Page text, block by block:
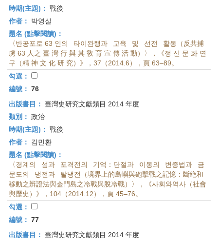
時期(主題)： 戰後
作者：
박영실
題名 (點擊閱讀)：
〈반공포로 63 인의 타이완행과 교육 및 선전 활동（反共捕
虜 63 人之 臺 灣 行 與 其 敎 育 宣 傳 活 動）〉，《정 신 문 화 연
구（精 神 文 化 研 究）》，37（2014.6），頁 63–89。
勾選：
編號： 76
出版書目： 臺灣史研究文獻類目 2014 年度
類別： 政治
時期(主題)： 戰後
作者：
김민환
題名 (點擊閱讀)：
〈경계의 섬과 포격전의 기억：단절과 이동의 변증법과 금
문도의 냉전과 탈냉전（境界上的島嶼與砲擊戰之記憶：斷絶和
移動之辨證法與金門島之冷戰與脫冷戰）〉，《사회와역사（社會
與歷史）》，104（2014.12），頁 45–76。
勾選：
編號： 77
出版書目： 臺灣史研究文獻類目 2014 年度